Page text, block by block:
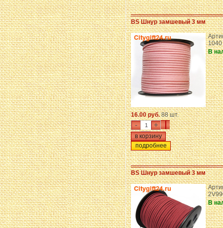
BS Шнур замшевый 3 мм
1040
В
16.00 руб.88 шт.
- +
подробнее
BS Шнур замшевый 3 мм
В